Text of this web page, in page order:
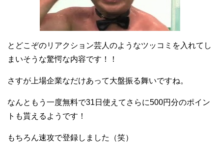
とどこぞのリアクション芸人のようなツッコミを入れてし
まいそうな驚愕な内容です！！
さすが上場企業なだけあって大盤振る舞いですね。
なんともう一度無料で31日使えてさらに500円分のポイン
トも貰えるようです！
もちろん速攻で登録しました（笑）